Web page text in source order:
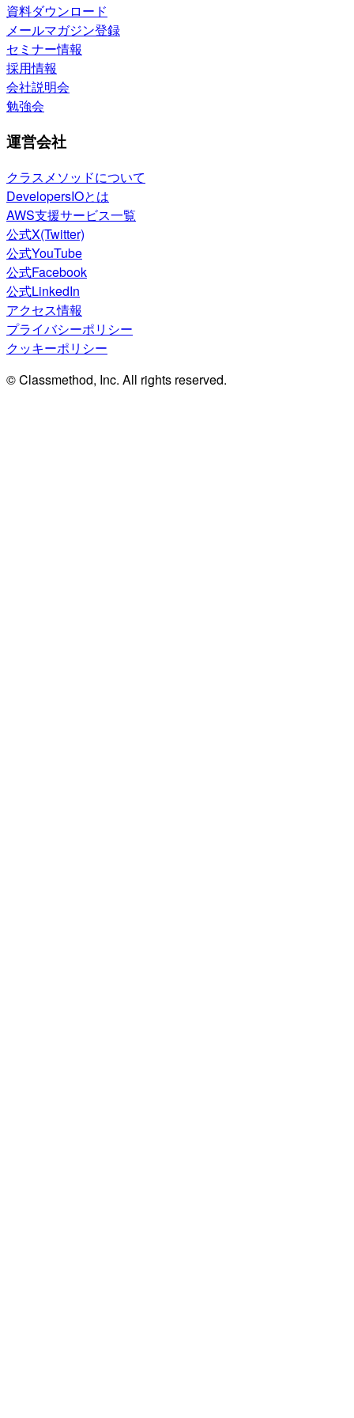
資料ダウンロード
メールマガジン登録
セミナー情報
採用情報
会社説明会
勉強会
運営会社
クラスメソッドについて
DevelopersIOとは
AWS支援サービス一覧
公式X(Twitter)
公式YouTube
公式Facebook
公式LinkedIn
アクセス情報
プライバシーポリシー
クッキーポリシー
© Classmethod, Inc. All rights reserved.